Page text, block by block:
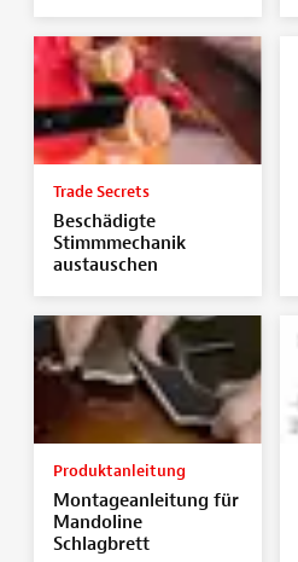
Trade Secrets
Beschädigte
Stimmmechanik
austauschen
Produktanleitung
Montageanleitung für
Mandoline
Schlagbrett